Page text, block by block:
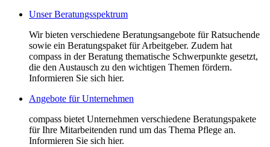
Unser Beratungsspektrum
Wir bieten verschiedene Beratungsangebote für Ratsuchende
sowie ein Beratungspaket für Arbeitgeber. Zudem hat
compass in der Beratung thematische Schwerpunkte gesetzt,
die den Austausch zu den wichtigen Themen fördern.
Informieren Sie sich hier.
Angebote für Unternehmen
compass bietet Unternehmen verschiedene Beratungspakete
für Ihre Mitarbeitenden rund um das Thema Pflege an.
Informieren Sie sich hier.